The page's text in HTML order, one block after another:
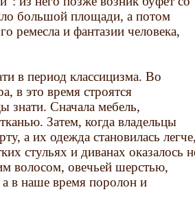
большой площади, а потом
ремесла и фантазии человека,
в период классицизма. Во
в это время строятся
знати. Сначала мебель,
Затем, когда владельцы
а их одежда становилась легче,
стульях и диванах оказалось
волосом, овечьей шерстью,
в наше время поролон и